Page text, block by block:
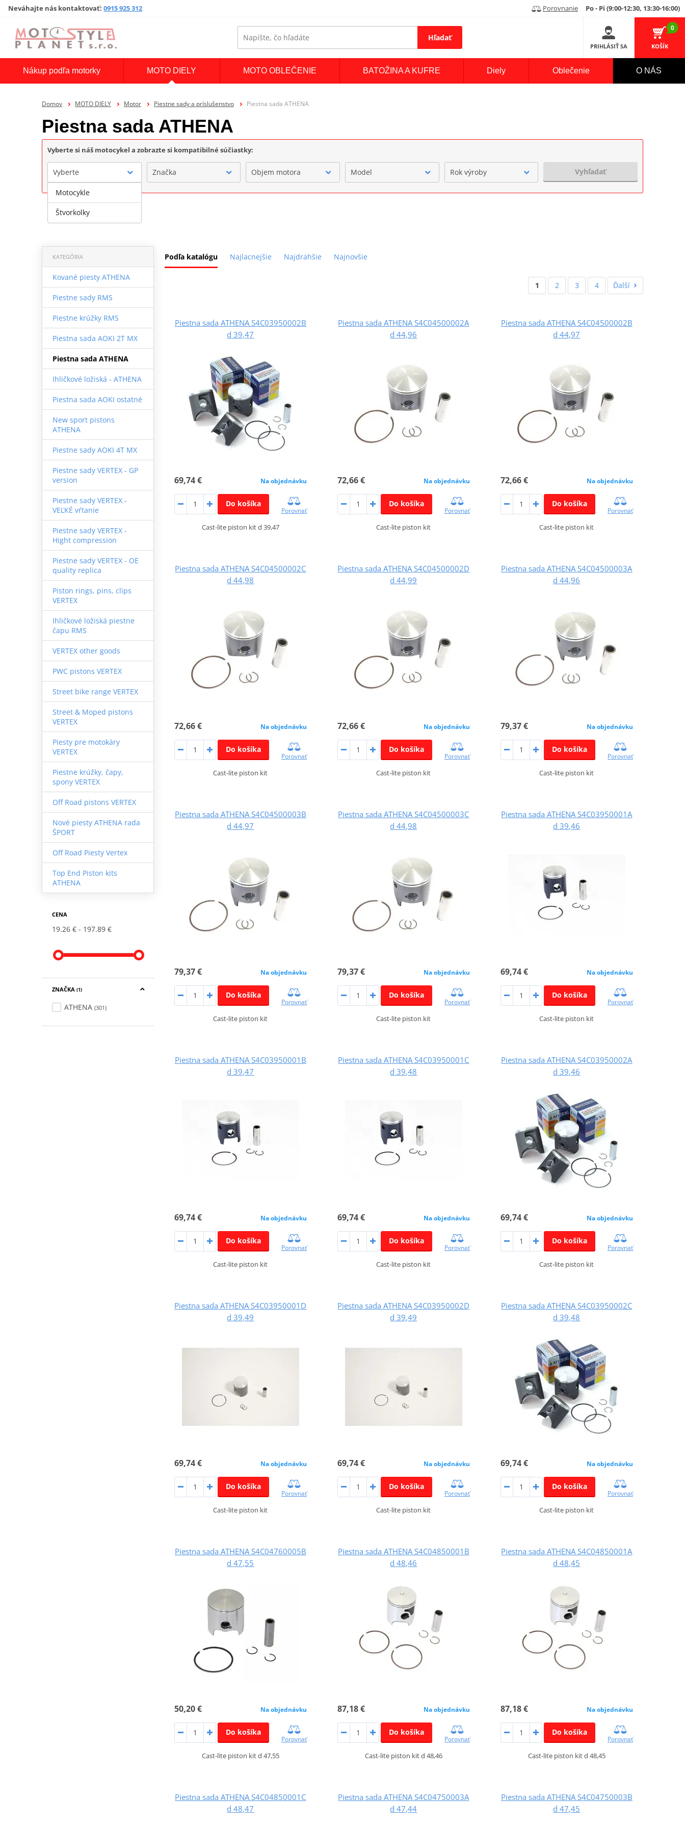
Neváhajte nás kontaktovať: 0915 925 312 Porovnanie Po - Pi (9:00-12:30, 13:30-16:00)
Hľadať
PRIHLÁSIŤ SA
0
KOŠÍK
Nákup podľa motorky MOTO DIELY MOTO OBLEČENIE BATOŽINA A KUFRE Diely Oblečenie O NÁS
Domov MOTO DIELY Motor Piestne sady a príslušenstvo Piestna sada ATHENA
Piestna sada ATHENA
Vyberte si náš motocykel a zobrazte si kompatibilné súčiastky:
Vyberte Značka Objem motora Model Rok výroby Vyhľadať
Podľa katalógu Najlacnejšie Najdrahšie Najnovšie
KATEGÓRIA
Kované piesty ATHENA
Piestne sady RMS
Piestne krúžky RMS
Piestna sada AOKI 2T MX
Piestna sada ATHENA
Ihličkové ložiská - ATHENA
Piestna sada AOKI ostatné
New sport pistons
ATHENA
Piestne sady AOKI 4T MX
Piestne sady VERTEX - GP
version
Piestne sady VERTEX -
VEĽKÉ vŕtanie
Piestne sady VERTEX -
Hight compression
Piestne sady VERTEX - OE
quality replica
Piston rings, pins, clips
VERTEX
Ihličkové ložiská piestne
čapu RMS
VERTEX other goods
PWC pistons VERTEX
Street bike range VERTEX
Street & Moped pistons
VERTEX
Piesty pre motokáry
VERTEX
Piestne krúžky, čapy,
spony VERTEX
Off Road pistons VERTEX
Nové piesty ATHENA rada
ŠPORT
Off Road Piesty Vertex
Top End Piston kits
ATHENA
CENA
19.26 € 197.89 €
ZNAČKA (1)
ATHENA (301)
1 2 3 4 Ďalší
Piestna sada ATHENA S4C03950002B
d 39,47
69,74 € Na objednávku
Do košíka
Porovnať
Cast-lite piston kit d 39,47
Piestna sada ATHENA S4C04500002A
d 44,96
72,66 € Na objednávku
Do košíka
Porovnať
Cast-lite piston kit
Piestna sada ATHENA S4C04500002B
d 44,97
72,66 € Na objednávku
Do košíka
Porovnať
Cast-lite piston kit
Piestna sada ATHENA S4C04500002C
d 44,98
72,66 € Na objednávku
Do košíka
Porovnať
Cast-lite piston kit
Piestna sada ATHENA S4C04500002D
d 44,99
72,66 € Na objednávku
Do košíka
Porovnať
Cast-lite piston kit
Piestna sada ATHENA S4C04500003A
d 44,96
79,37 € Na objednávku
Do košíka
Porovnať
Cast-lite piston kit
Piestna sada ATHENA S4C04500003B
d 44,97
79,37 € Na objednávku
Do košíka
Porovnať
Cast-lite piston kit
Piestna sada ATHENA S4C04500003C
d 44,98
79,37 € Na objednávku
Do košíka
Porovnať
Cast-lite piston kit
Piestna sada ATHENA S4C03950001A
d 39,46
69,74 € Na objednávku
Do košíka
Porovnať
Cast-lite piston kit
Piestna sada ATHENA S4C03950001B
d 39,47
69,74 € Na objednávku
Do košíka
Porovnať
Cast-lite piston kit
Piestna sada ATHENA S4C03950001C
d 39,48
69,74 € Na objednávku
Do košíka
Porovnať
Cast-lite piston kit
Piestna sada ATHENA S4C03950002A
d 39,46
69,74 € Na objednávku
Do košíka
Porovnať
Cast-lite piston kit
Piestna sada ATHENA S4C03950001D
d 39,49
69,74 € Na objednávku
Do košíka
Porovnať
Cast-lite piston kit
Piestna sada ATHENA S4C03950002D
d 39,49
69,74 € Na objednávku
Do košíka
Porovnať
Cast-lite piston kit
Piestna sada ATHENA S4C03950002C
d 39,48
69,74 € Na objednávku
Do košíka
Porovnať
Cast-lite piston kit
Piestna sada ATHENA S4C04760005B
d 47,55
50,20 € Na objednávku
Do košíka
Porovnať
Cast-lite piston kit d 47,55
Piestna sada ATHENA S4C04850001B
d 48,46
87,18 € Na objednávku
Do košíka
Porovnať
Cast-lite piston kit d 48,46
Piestna sada ATHENA S4C04850001A
d 48,45
87,18 € Na objednávku
Do košíka
Porovnať
Cast-lite piston kit d 48,45
Piestna sada ATHENA S4C04850001C
d 48,47
Piestna sada ATHENA S4C04750003A
d 47,44
Piestna sada ATHENA S4C04750003B
d 47,45
Motocykle
Štvorkolky